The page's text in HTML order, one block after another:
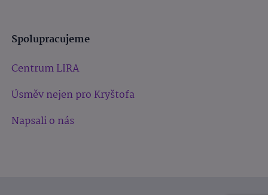
Spolupracujeme
Centrum LIRA
Úsměv nejen pro Kryštofa
Napsali o nás